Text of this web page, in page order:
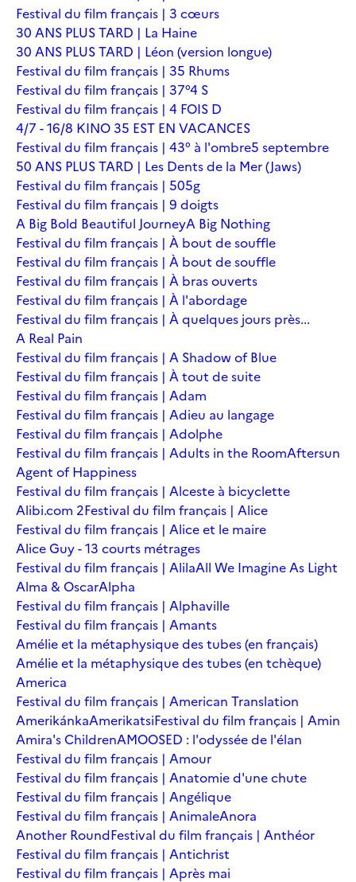
Festival du film français | 3 cœurs
30 ANS PLUS TARD | La Haine
30 ANS PLUS TARD | Léon (version longue)
Festival du film français | 35 Rhums
Festival du film français | 37°4 S
Festival du film français | 4 FOIS D
4/7 - 16/8 KINO 35 EST EN VACANCES
Festival du film français | 43° à l'ombre5 septembre
50 ANS PLUS TARD | Les Dents de la Mer (Jaws)
Festival du film français | 505g
Festival du film français | 9 doigts
A Big Bold Beautiful JourneyA Big Nothing
Festival du film français | À bout de souffle
Festival du film français | À bout de souffle
Festival du film français | À bras ouverts
Festival du film français | À l'abordage
Festival du film français | À quelques jours près...
A Real Pain
Festival du film français | A Shadow of Blue
Festival du film français | À tout de suite
Festival du film français | Adam
Festival du film français | Adieu au langage
Festival du film français | Adolphe
Festival du film français | Adults in the RoomAftersun
Agent of Happiness
Festival du film français | Alceste à bicyclette
Alibi.com 2Festival du film français | Alice
Festival du film français | Alice et le maire
Alice Guy - 13 courts métrages
Festival du film français | AlilaAll We Imagine As Light
Alma & OscarAlpha
Festival du film français | Alphaville
Festival du film français | Amants
Amélie et la métaphysique des tubes (en français)
Amélie et la métaphysique des tubes (en tchèque)
America
Festival du film français | American Translation
AmerikánkaAmerikatsiFestival du film français | Amin
Amira's ChildrenAMOOSED : l'odyssée de l'élan
Festival du film français | Amour
Festival du film français | Anatomie d'une chute
Festival du film français | Angélique
Festival du film français | AnimaleAnora
Another RoundFestival du film français | Anthéor
Festival du film français | Antichrist
Festival du film français | Après mai